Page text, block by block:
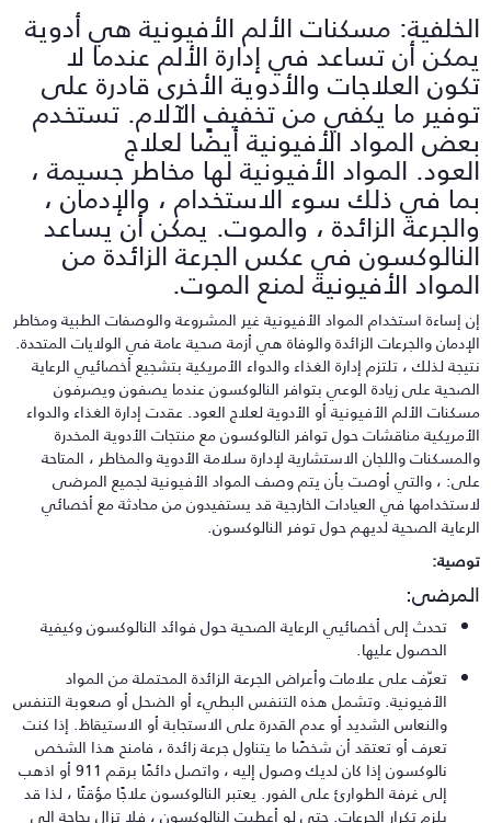
مسكنات الألم الأفيونية هي أدوية
أن تساعد في إدارة الألم عندما لا
العلاجات والأدوية الأخرى قادرة على
ما يكفي من تخفيف الآلام. تستخدم
المواد الأفيونية أيضًا لعلاج
المواد الأفيونية لها مخاطر جسيمة ،
في ذلك سوء الاستخدام ، والإدمان ،
الزائدة ، والموت. يمكن أن يساعد
في عكس الجرعة الزائدة من
الأفيونية لمنع الموت.
إساءة استخدام المواد الأفيونية غير المشروعة والوصفات الطبية ومخاطر
والجرعات الزائدة والوفاة هي أزمة صحية عامة في الولايات المتحدة.
لذلك ، تلتزم إدارة الغذاء والدواء الأمريكية بتشجيع أخصائيي الرعاية
على زيادة الوعي بتوافر النالوكسون عندما يصفون ويصرفون
الألم الأفيونية أو الأدوية لعلاج العود. عقدت إدارة الغذاء والدواء
مناقشات حول توافر النالوكسون مع منتجات الأدوية المخدرة
واللجان الاستشارية لإدارة سلامة الأدوية والمخاطر ، المتاحة
، والتي أوصت بأن يتم وصف المواد الأفيونية لجميع المرضى
في العيادات الخارجية قد يستفيدون من محادثة مع أخصائي
الصحية لديهم حول توفر النالوكسون.
تحدث إلى أخصائيي الرعاية الصحية حول فوائد النالوكسون وكيفية
الحصول عليها.
تعرّف على علامات وأعراض الجرعة الزائدة المحتملة من المواد
الأفيونية. وتشمل هذه التنفس البطيء أو الضحل أو صعوبة التنفس
والنعاس الشديد أو عدم القدرة على الاستجابة أو الاستيقاظ. إذا كنت
تعرف أو تعتقد أن شخصًا ما يتناول جرعة زائدة ، فامنح هذا الشخص
نالوكسون إذا كان لديك وصول إليه ، واتصل دائمًا برقم 911 أو اذهب
إلى غرفة الطوارئ على الفور. يعتبر النالوكسون علاجًا مؤقتًا ، لذا قد
يلزم تكرار الجرعات. حتى لو أعطيت النالوكسون ، فلا تزال بحاجة إلى